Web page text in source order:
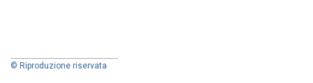
© Riproduzione riservata